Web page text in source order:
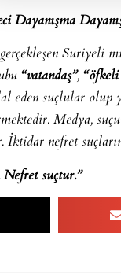
Suriyeli
“vatandaş”,
eden suçlular olup
Medya,
İktidar nefret
suçtur.”